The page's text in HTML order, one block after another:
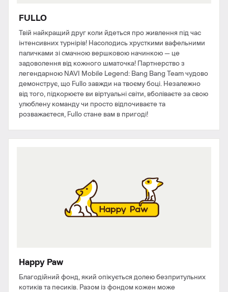
FULLO
Твій найкращий друг коли йдеться про живлення під час
інтенсивних турнірів! Насолодись хрусткими вафельними
паличками зі смачною вершковою начинкою — це
задоволення від кожного шматочка! Партнерство з
легендарною NAVI Mobile Legend: Bang Bang Team чудово
демонструє, що Fullo завжди на твоєму боці. Незалежно
від того, підкорюєте ви віртуальні світи, вболіваєте за свою
улюблену команду чи просто відпочиваєте та
розважаєтеся, Fullo стане вам в пригоді!
Happy Paw
Благодійний фонд, який опікується долею безпритульних
котиків та песиків. Разом із фондом кожен може